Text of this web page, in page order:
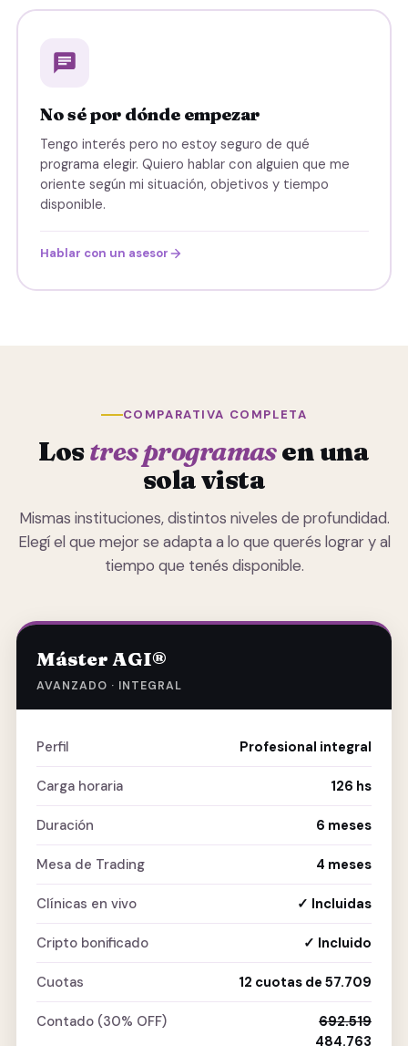
No sé por dónde empezar
Tengo interés pero no estoy seguro de qué
programa elegir. Quiero hablar con alguien que me
oriente según mi situación, objetivos y tiempo
disponible.
Hablar con un asesor
COMPARATIVA COMPLETA
Lostres programasen una
sola vista
Mismas instituciones, distintos niveles de profundidad.
Elegí el que mejor se adapta a lo que querés lograr y al
tiempo que tenés disponible.
Máster AGI®
AVANZADO · INTEGRAL
Perfil Profesional integral
Carga horaria 126 hs
Duración 6 meses
Mesa de Trading 4 meses
Clínicas en vivo ✓ Incluidas
Cripto bonificado ✓ Incluido
Cuotas 12 cuotas de 57.709
Contado (30% OFF)
692.519
484.763